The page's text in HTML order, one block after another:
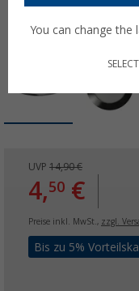
UVP 14,90 €
4,50 €
Preise inkl. MwSt., zzgl.
Bis zu 5%
You can change the